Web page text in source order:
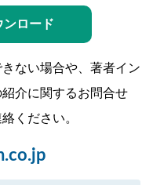
ンロード
ない場合や、著者イン
介に関するお問合せ
ください。